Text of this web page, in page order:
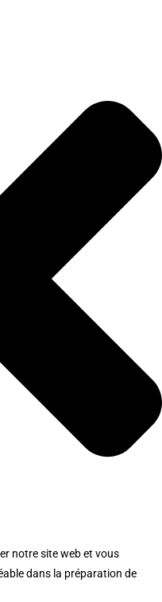
notre site web et vous
dans la préparation de